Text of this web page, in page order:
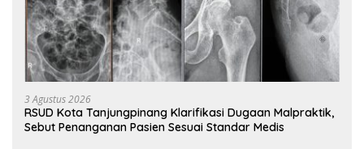
3 Agustus 2026
RSUD Kota Tanjungpinang Klarifikasi Dugaan Malpraktik,
Sebut Penanganan Pasien Sesuai Standar Medis